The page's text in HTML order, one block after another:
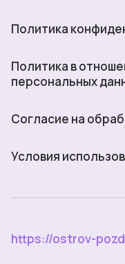
Политика
Политика в
персональных
Согласие на
Условия
https://ostrov-